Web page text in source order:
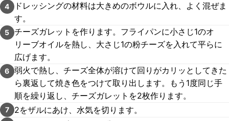
4
ドレッシングの材料は大きめのボウルに入れ、よく混ぜま
す。
5 チーズガレットを作ります。フライパンに小さじ1のオ
リーブオイルを熱し、大さじ1の粉チーズを入れて平らに
広げます。
6 弱火で熱し、チーズ全体が溶けて回りがカリッとしてきた
ら裏返して焼き色をつけて取り出します。もう1度同じ手
順を繰り返し、チーズガレットを2枚作ります。
7 2をザルにあけ、水気を切ります。